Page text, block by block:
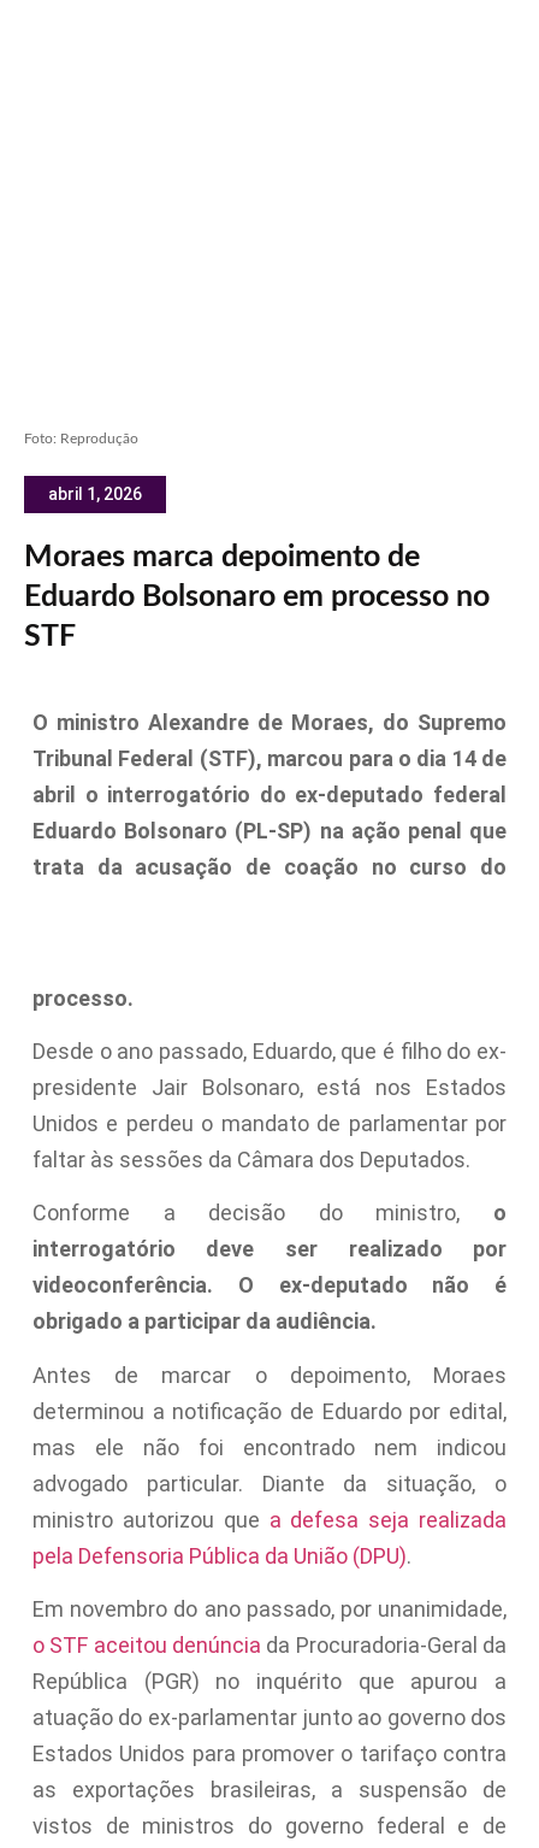
Foto: Reprodução
abril 1, 2026
Moraes marca depoimento de
Eduardo Bolsonaro em processo no
STF
O ministro Alexandre de Moraes, do Supremo
Tribunal Federal (STF), marcou para o dia 14 de
abril o interrogatório do ex-deputado federal
Eduardo Bolsonaro (PL-SP) na ação penal que
trata da acusação de coação no curso do
processo.
Desde o ano passado, Eduardo, que é filho do ex-
presidente Jair Bolsonaro, está nos Estados
Unidos e perdeu o mandato de parlamentar por
faltar às sessões da Câmara dos Deputados.
Conforme a decisão do ministro, o
interrogatório deve ser realizado por
videoconferência. O ex-deputado não é
obrigado a participar da audiência.
Antes de marcar o depoimento, Moraes
determinou a notificação de Eduardo por edital,
mas ele não foi encontrado nem indicou
advogado particular. Diante da situação, o
ministro autorizou que a defesa seja realizada
pela Defensoria Pública da União (DPU).
Em novembro do ano passado, por unanimidade,
o STF aceitou denúncia da Procuradoria-Geral da
República (PGR) no inquérito que apurou a
atuação do ex-parlamentar junto ao governo dos
Estados Unidos para promover o tarifaço contra
as exportações brasileiras, a suspensão de
vistos de ministros do governo federal e de